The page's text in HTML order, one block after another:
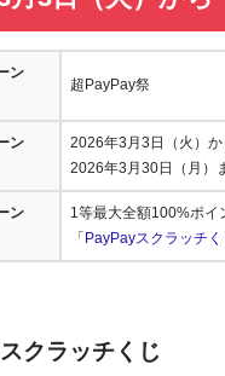
ン
超PayPay祭
ン
2026年3月3日（火）か
2026年3月30日（月）
ン
1等最大全額100%ポイ
「 PayPayスクラッチく
クラッチくじ